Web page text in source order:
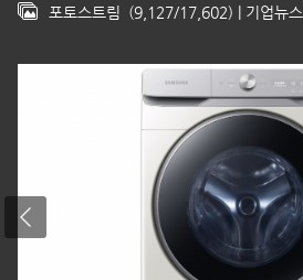
포토스트림 (9,127/17,602) | 기업뉴스